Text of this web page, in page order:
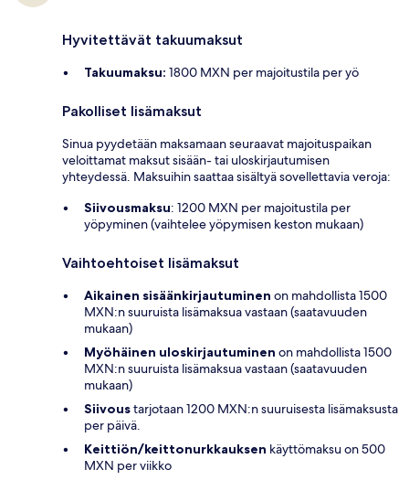
Hyvitettävät takuumaksut
Takuumaksu: 1800 MXN per majoitustila per yö
Pakolliset lisämaksut
Sinua pyydetään maksamaan seuraavat majoituspaikan
veloittamat maksut sisään- tai uloskirjautumisen
yhteydessä. Maksuihin saattaa sisältyä sovellettavia veroja:
Siivousmaksu: 1200 MXN per majoitustila per
yöpyminen (vaihtelee yöpymisen keston mukaan)
Vaihtoehtoiset lisämaksut
Aikainen sisäänkirjautuminen on mahdollista 1500
MXN:n suuruista lisämaksua vastaan (saatavuuden
mukaan)
Myöhäinen uloskirjautuminen on mahdollista 1500
MXN:n suuruista lisämaksua vastaan (saatavuuden
mukaan)
Siivoustarjotaan 1200 MXN:n suuruisesta lisämaksusta
per päivä.
Keittiön/keittonurkkauksen käyttömaksu on 500
MXN per viikko